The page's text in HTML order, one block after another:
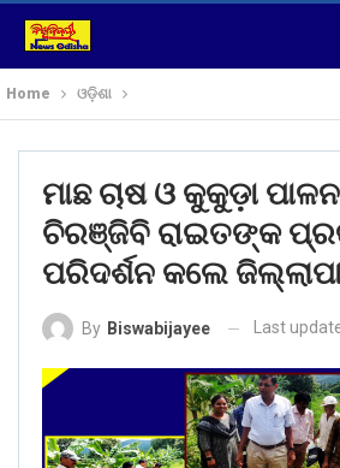
Home ଓଡ଼ିଶା
ମାଛ ଚାଷ ଓ କୁକୁଡ଼ା
ଚିରଞ୍ଜିବି ରାଇତଙ୍କ
ପରିଦର୍ଶନ କଲେ
By Biswabijayee Last